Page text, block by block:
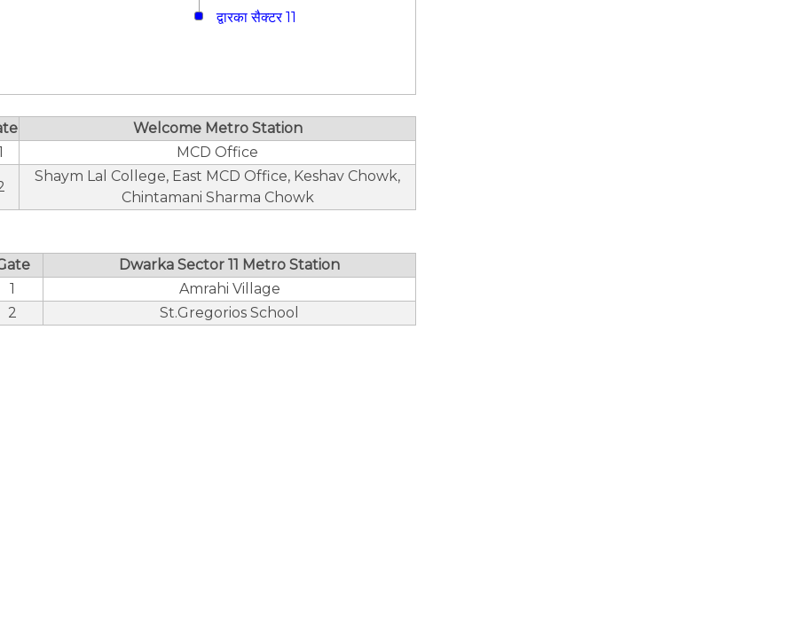
द्वारका सैक्टर 11
Welcome Metro Station
MCD Office
Shaym Lal College, East MCD Office, Keshav Chowk,
Chintamani Sharma Chowk
Dwarka Sector 11 Metro Station
1
Amrahi Village
2
St.Gregorios School